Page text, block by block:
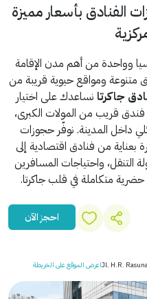
الفنادق بأسعار مميزة
وواحدة من أهم مدن الإقامة
متنوعة ومواقع حيوية قريبة من
جاكرتا نساعدك على اختيار
قريب من المولات الكبرى،
داخل المدينة. نوفّر حجوزات
بعناية من فنادق اقتصادية إلى
التنقل، واحتياجات المسافرين
متكاملة في قلب جاكرتا.
احجز الآن
Jl. H.R.اعرض الموقع على الخريطة